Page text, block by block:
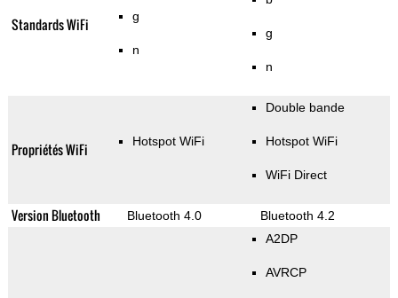
Standards WiFi g
n
g
n
Propriétés WiFi Hotspot WiFi
Double bande
Hotspot WiFi
WiFi Direct
Version Bluetooth Bluetooth 4.0 Bluetooth 4.2
A2DP
AVRCP